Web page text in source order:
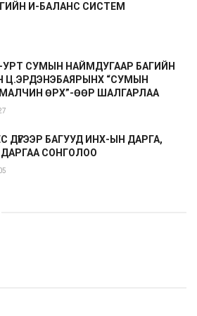
И-БАЛАНС СИСТЕМ
УРТ СУМЫН НАЙМДУГААР БАГИЙН
Ц.ЭРДЭНЭБАЯРЫНХ “СУМЫН
ӨРХ”-ӨӨР ШАЛГАРЛАА
ДҮГЭЭР БАГУУД ИНХ-ЫН ДАРГА,
ДАРГАА СОНГОЛОО